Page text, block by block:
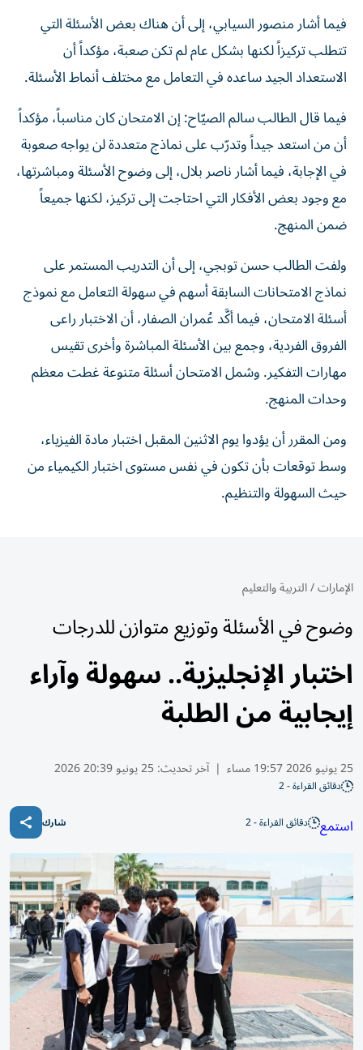
فيما أشار منصور السيابي، إلى أن هناك بعض الأسئلة التي
تتطلب تركيزاً لكنها بشكل عام لم تكن صعبة، مؤكداً أن
الاستعداد الجيد ساعده في التعامل مع مختلف أنماط الأسئلة.
فيما قال الطالب سالم الصيّاح: إن الامتحان كان مناسباً، مؤكداً
أن من استعد جيداً وتدرّب على نماذج متعددة لن يواجه صعوبة
في الإجابة، فيما أشار ناصر بلال، إلى وضوح الأسئلة ومباشرتها،
مع وجود بعض الأفكار التي احتاجت إلى تركيز، لكنها جميعاً
ضمن المنهج.
ولفت الطالب حسن توبجي، إلى أن التدريب المستمر على
نماذج الامتحانات السابقة أسهم في سهولة التعامل مع نموذج
أسئلة الامتحان، فيما أكَّد عُمران الصفار، أن الاختبار راعى
الفروق الفردية، وجمع بين الأسئلة المباشرة وأخرى تقيس
مهارات التفكير. وشمل الامتحان أسئلة متنوعة غطت معظم
وحدات المنهج.
ومن المقرر أن يؤدوا يوم الاثنين المقبل اختبار مادة الفيزياء،
وسط توقعات بأن تكون في نفس مستوى اختبار الكيمياء من
حيث السهولة والتنظيم.
الإمارات/التربية والتعليم
وضوح في الأسئلة وتوزيع متوازن للدرجات
اختبار الإنجليزية.. سهولة وآراء
إيجابية من الطلبة
25 يونيو 2026 19:57 مساء | آخر تحديث:25 يونيو 20:39 2026
دقائق القراءة - 2
استمع دقائق القراءة - 2 شارك